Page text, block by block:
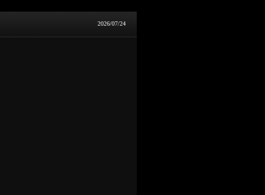
2026/07/24